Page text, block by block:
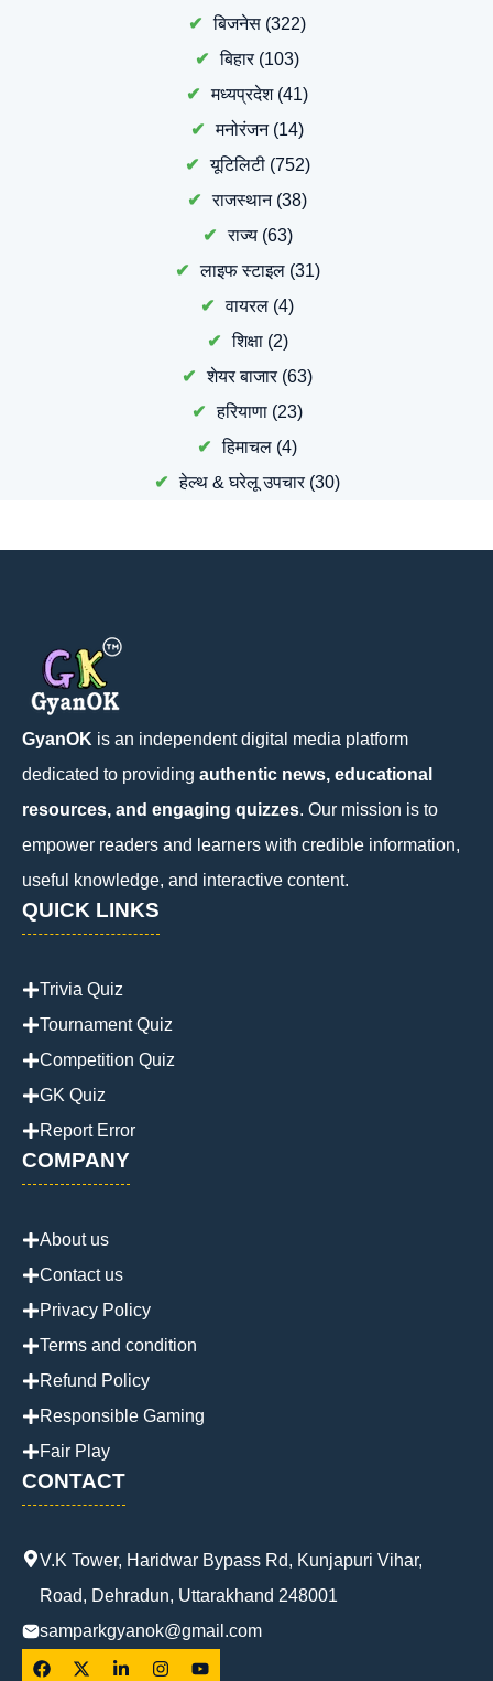
बिजनेस (322)
बिहार(103)
मध्यप्रदेश(41)
मनोरंजन(14)
यूटिलिटी(752)
राजस्थान(38)
राज्य(63)
लाइफ स्टाइल(31)
वायरल (4)
शिक्षा(2)
शेयर बाजार(63)
हरियाणा (23)
हिमाचल (4)
हेल्थ & घरेलू उपचार(30)
GyanOK is an independent digital media platform
dedicated to providing authentic news, educational
resources, and engaging quizzes. Our mission is to
empower readers and learners with credible information,
useful knowledge, and interactive content.
QUICK LINKS
Trivia Quiz
Tournament Quiz
Competition Quiz
GK Quiz
Report Error
COMPANY
About us
Contact us
Privacy Policy
Terms and condition
Refund Policy
Responsible Gaming
Fair Play
CONTACT
V.K Tower, Haridwar Bypass Rd, Kunjapuri Vihar,
Road, Dehradun, Uttarakhand 248001
samparkgyanok@gmail.com